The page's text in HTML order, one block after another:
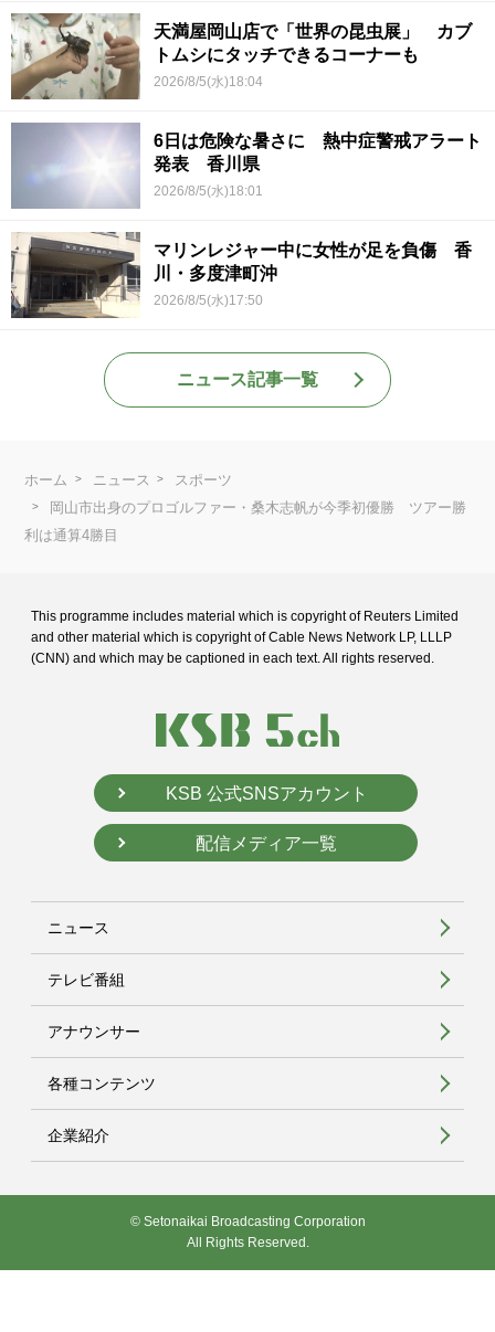
天満屋岡山店で「世界の昆虫展」 カブ
トムシにタッチできるコーナーも
2026/8/5(水)18:04
6日は危険な暑さに 熱中症警戒アラート
発表 香川県
2026/8/5(水)18:01
マリンレジャー中に女性が足を負傷 香
川・多度津町沖
2026/8/5(水)17:50
ニュース記事一覧
ホーム ニュース
スポーツ
岡山市出身のプロゴルファー・桑木志帆が今季初優勝 ツアー勝
利は通算4勝目
This programme includes material which is copyright of Reuters Limited
and other material which is copyright of Cable News Network LP, LLLP
(CNN) and which may be captioned in each text. All rights reserved.
KSB 公式SNSアカウント
配信メディア一覧
ニュース
テレビ番組
アナウンサー
各種コンテンツ
企業紹介
© Setonaikai Broadcasting Corporation
All Rights Reserved.